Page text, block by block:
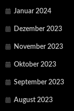
Januar 2024
Dezember 2023
November 2023
Oktober 2023
September 2023
August 2023